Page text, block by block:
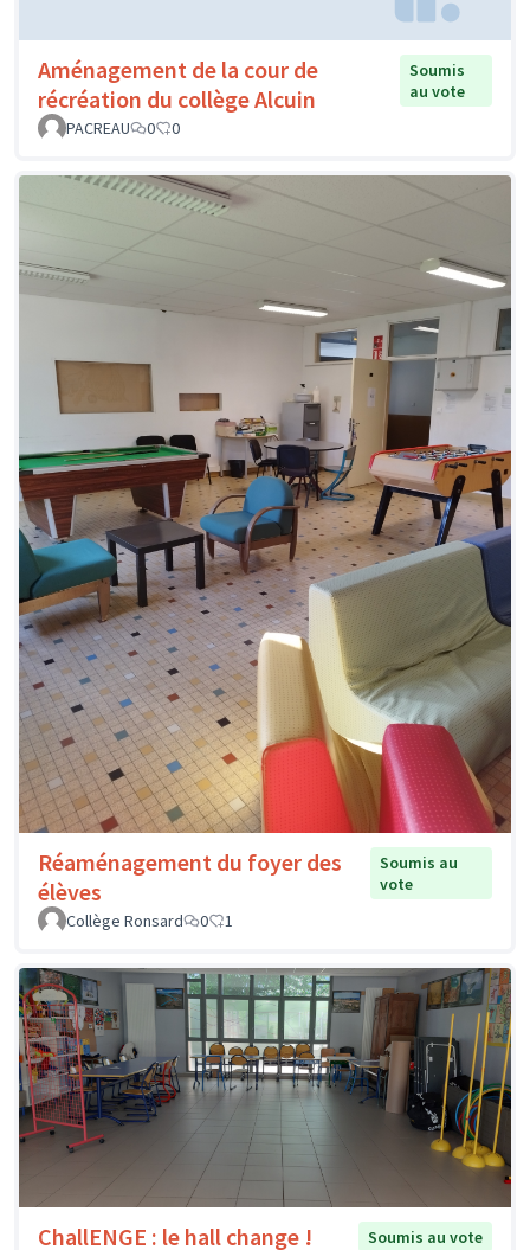
Aménagement de la cour de
récréation du collège Alcuin
Soumis
au vote
PACREAU
0 0
Réaménagement du foyer des
élèves
Soumis au
vote
Collège Ronsard
0 1
ChallENGE : le hall change !
Soumis au vote